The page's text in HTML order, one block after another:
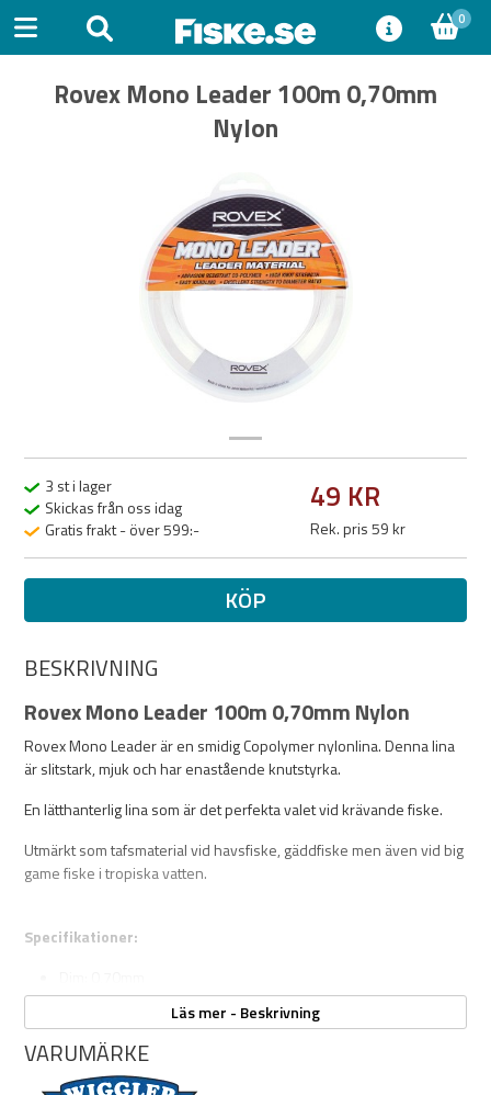
0
Rovex Mono Leader 100m 0,70mm
Nylon
3 st i lager
Skickas från oss idag
Gratis frakt - över 599:-
49 KR
Rek. pris 59 kr
KÖP
BESKRIVNING
Rovex Mono Leader 100m 0,70mm Nylon
Rovex Mono Leader är en smidig Copolymer nylonlina. Denna lina
är slitstark, mjuk och har enastående knutstyrka.
En lätthanterlig lina som är det perfekta valet vid krävande fiske.
Utmärkt som tafsmaterial vid havsfiske, gäddfiske men även vid big
game fiske i tropiska vatten.
Specifikationer:
Brottstyrka: 27,2 kg
100m
Läs mer - Beskrivning
VARUMÄRKE